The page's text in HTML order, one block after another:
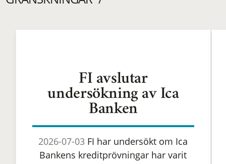
FI avslutar
undersökning av Ica
Banken
2026-07-03 FI har undersökt om Ica
Bankens kreditprövningar har varit